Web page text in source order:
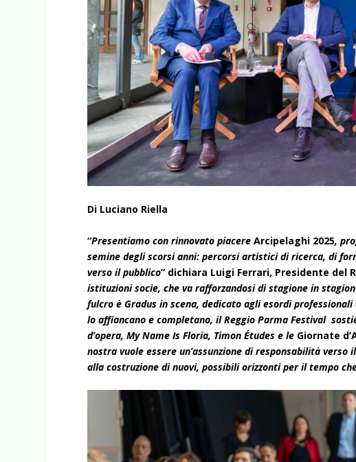
Di Luciano Riella
“Presentiamo con rinnovato piacereArcipelaghi 2025,
semine degli scorsi anni: percorsi artistici di ricerca, di
verso il pubblico” dichiara Luigi Ferrari, Presidente del
istituzioni socie, che va rafforzandosi di stagione in
fulcro è Gradus in scena, dedicato agli esordi
lo affiancano e completano, il Reggio Parma Festival
d’opera, My Name Is Floria, TimonÉtudes e le Giornate
nostra vuole essere un’assunzione di responsabilità
alla costruzione di nuovi, possibili orizzonti per il tempo